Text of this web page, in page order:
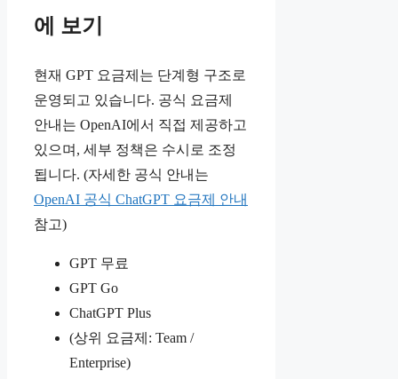
에 보기
현재 GPT 요금제는 단계형 구조로
운영되고 있습니다. 공식 요금제
안내는 OpenAI에서 직접 제공하고
있으며, 세부 정책은 수시로 조정
됩니다. (자세한 공식 안내는
OpenAI 공식 ChatGPT 요금제 안내
참고)
GPT 무료
GPT Go
ChatGPT Plus
(상위 요금제: Team /
Enterprise)